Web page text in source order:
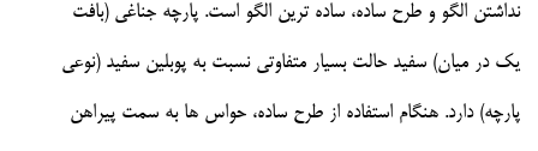
نداشتن الگو و طرح ساده، ساده ترین الگو است. پارچه جناغی (بافت
یک در میان) سفید حالت بسیار متفاوتی نسبت به پوبلین سفید (نوعی
پارچه) دارد. هنگام استفاده از طرح ساده، حواس ها به سمت پیراهن